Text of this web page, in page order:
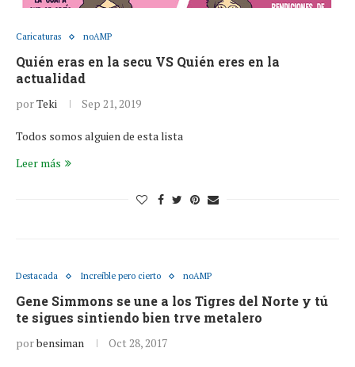
Caricaturas noAMP
Quién eras en la secu VS Quién eres en la
actualidad
porTeki Sep 21, 2019
Todos somos alguien de esta lista
Leer más
Destacada Increíble pero cierto noAMP
Gene Simmons se une a los Tigres del Norte y tú
te sigues sintiendo bien trve metalero
porbensiman Oct 28, 2017